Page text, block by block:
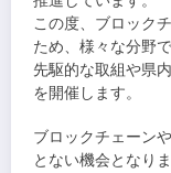
この度、ブロック
ため、様々な分野
先駆的な取組や県
を開催します。
ブロックチェーン
とない機会となり